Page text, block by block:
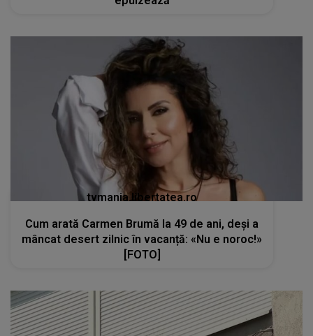
tvmania.libertatea.ro
Cum arată Carmen Brumă la 49 de ani, deși a
mâncat desert zilnic în vacanță: «Nu e noroc!»
[FOTO]